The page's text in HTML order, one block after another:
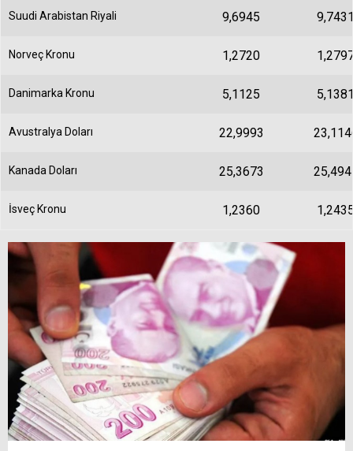
Suudi Arabistan Riyali 9,6945
Norveç Kronu 1,2720
Danimarka Kronu 5,1125
Avustralya Doları 22,9993
Kanada Doları 25,3673
İsveç Kronu 1,2360